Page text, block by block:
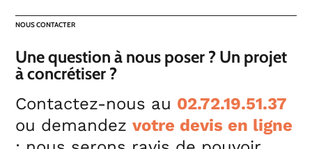
NOUS CONTACTER
Une question à nous poser ? Un projet
à concrétiser ?
Contactez-nous au 02.72.19.51.37
ou demandezvotre devis en ligne